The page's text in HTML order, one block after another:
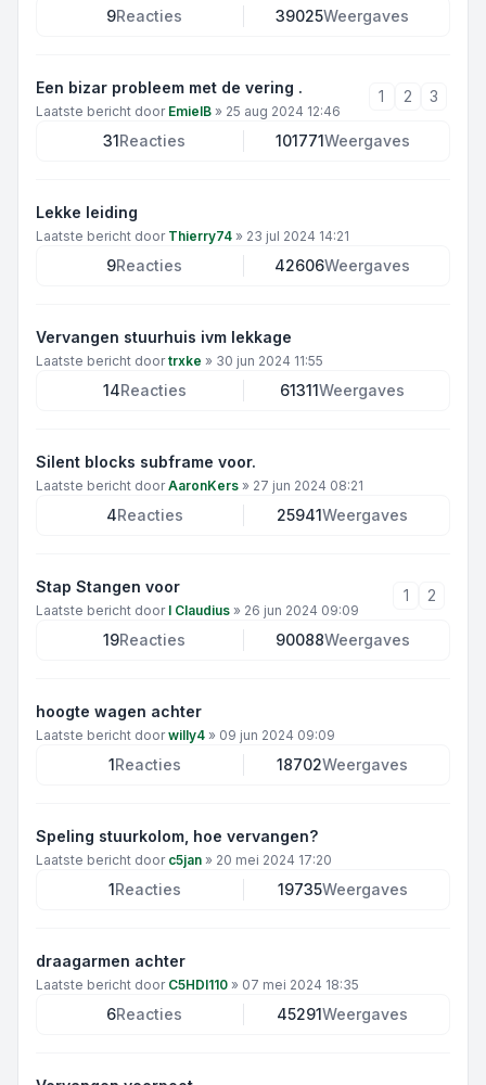
9Reacties 39025Weergaves
Een bizar probleem met de vering .
Laatste bericht door EmielB » 25 aug 2024 12:46
1 2 3
31Reacties 101771Weergaves
Lekke leiding
Laatste bericht door Thierry74 » 23 jul 2024 14:21
9Reacties 42606Weergaves
Vervangen stuurhuis ivm lekkage
Laatste bericht doortrxke » 30 jun 2024 11:55
14Reacties 61311Weergaves
Silent blocks subframe voor.
Laatste bericht doorAaronKers » 27 jun 2024 08:21
4Reacties 25941Weergaves
Stap Stangen voor
Laatste bericht door I Claudius » 26 jun 2024 09:09
1 2
19Reacties 90088Weergaves
hoogte wagen achter
Laatste bericht doorwilly4 » 09 jun 2024 09:09
1Reacties 18702Weergaves
Speling stuurkolom, hoe vervangen?
Laatste bericht door c5jan » 20 mei 2024 17:20
1Reacties 19735Weergaves
draagarmen achter
Laatste bericht door C5HDI110 » 07 mei 2024 18:35
6Reacties 45291Weergaves